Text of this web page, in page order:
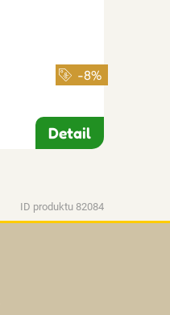
-8%
Detail
ID produktu 82084